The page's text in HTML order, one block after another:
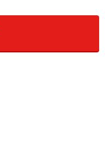
ツブランド。世界70
び用ももちろん布製
加工を施し、腰まわ